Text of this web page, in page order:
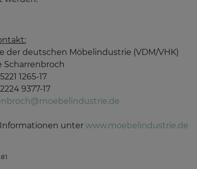
der deutschen Möbelindustrie (VDM/VHK)
Scharrenbroch
1265-17
9377-17
unter www.moebelindustrie.de